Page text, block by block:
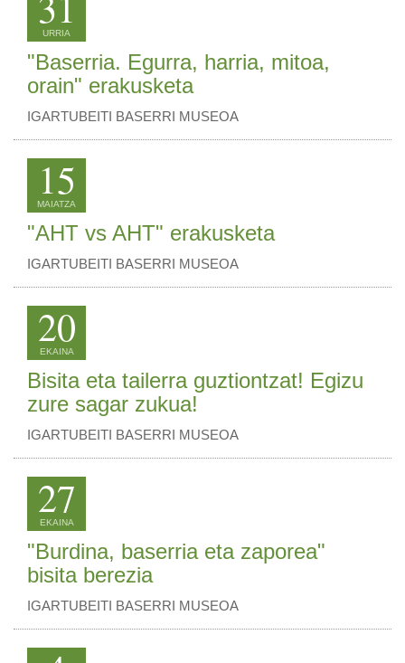
URRIA
"Baserria. Egurra, harria, mitoa,
orain" erakusketa
IGARTUBEITI BASERRI MUSEOA
15
MAIATZA
"AHT vs AHT" erakusketa
IGARTUBEITI BASERRI MUSEOA
20
EKAINA
Bisita eta tailerra guztiontzat! Egizu
zure sagar zukua!
IGARTUBEITI BASERRI MUSEOA
27
EKAINA
"Burdina, baserria eta zaporea"
bisita berezia
IGARTUBEITI BASERRI MUSEOA